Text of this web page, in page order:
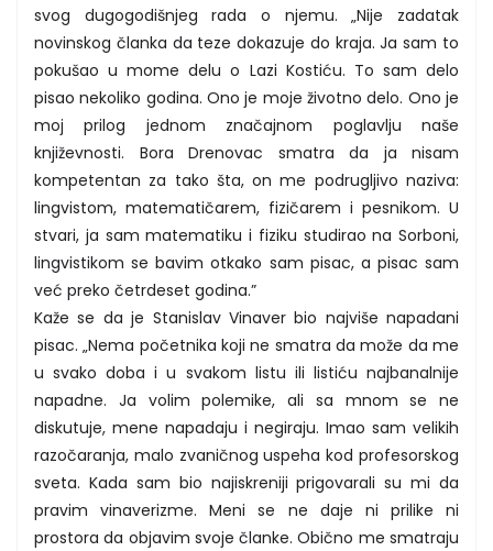
svog dugogodišnjeg rada o njemu. „Nije zadatak
novinskog članka da teze dokazuje do kraja. Ja sam to
pokušao u mome delu o Lazi Kostiću. To sam delo
pisao nekoliko godina. Ono je moje životno delo. Ono je
moj prilog jednom značajnom poglavlju naše
književnosti. Bora Drenovac smatra da ja nisam
kompetentan za tako šta, on me podrugljivo naziva:
lingvistom, matematičarem, fizičarem i pesnikom. U
stvari, ja sam matematiku i fiziku studirao na Sorboni,
lingvistikom se bavim otkako sam pisac, a pisac sam
već preko četrdeset godina.”
Kaže se da je Stanislav Vinaver bio najviše napadani
pisac. „Nema početnika koji ne smatra da može da me
u svako doba i u svakom listu ili listiću najbanalnije
napadne. Ja volim polemike, ali sa mnom se ne
diskutuje, mene napadaju i negiraju. Imao sam velikih
razočaranja, malo zvaničnog uspeha kod profesorskog
sveta. Kada sam bio najiskreniji prigovarali su mi da
pravim vinaverizme. Meni se ne daje ni prilike ni
prostora da objavim svoje članke. Obično me smatraju